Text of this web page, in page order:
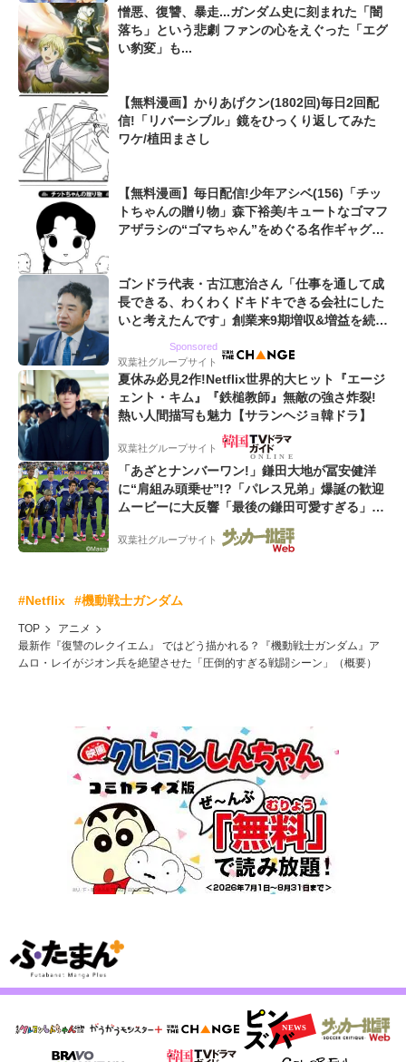
憎悪、復讐、暴走...ガンダム史に刻まれた「闇
落ち」という悲劇 ファンの心をえぐった「エグ
い豹変」も...
【無料漫画】かりあげクン(1802回)毎日2回配
信!「リバーシブル」鏡をひっくり返してみた
ワケ/植田まさし
【無料漫画】毎日配信!少年アシベ(156)「チッ
トちゃんの贈り物」森下裕美/キュートなゴマフ
アザラシの“ゴマちゃん”をめぐる名作ギャグ4
ゴンドラ代表・古江恵治さん「仕事を通して成
長できる、わくわくドキドキできる会社にした
いと考えたんです」創業来9期増収&増益を続け
Sponsored
双葉社グループサイト
夏休み必見2作!Netflix世界的大ヒット『エージ
ェント・キム』『鉄槌教師』無敵の強さ炸裂!
熱い人間描写も魅力【サランヘジョ韓ドラ】
双葉社グループサイト
「あざとナンバーワン!」鎌田大地が冨安健洋
に“肩組み頭乗せ”!?「パレス兄弟」爆誕の歓迎
ムービーに大反響「最後の鎌田可愛すぎる」
「粋にも程がある!」
双葉社グループサイト
#Netflix #機動戦士ガンダム
TOP
アニメ
最新作『復讐のレクイエム』 ではどう描かれる？『機動戦士ガンダム』ア
ムロ・レイがジオン兵を絶望させた「圧倒的すぎる戦闘シーン」（概要）